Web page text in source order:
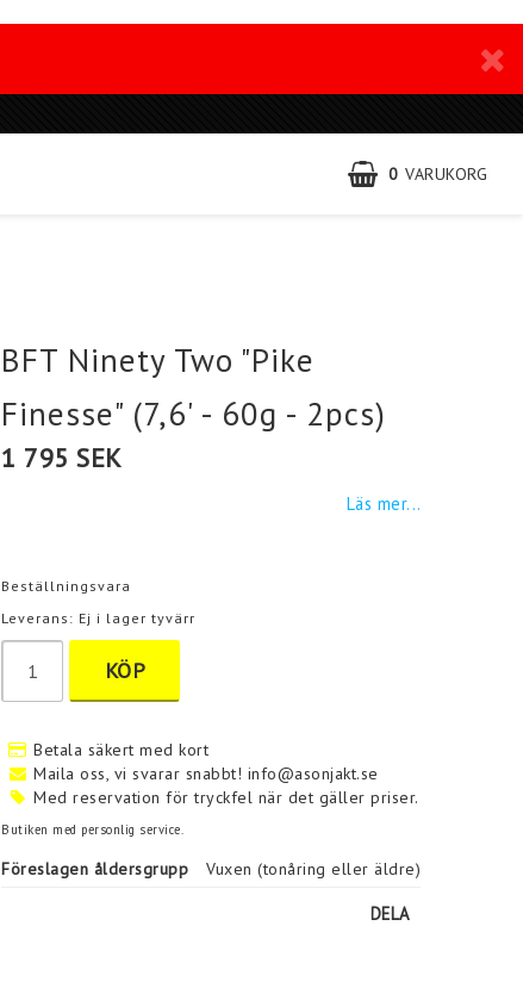
0 VARUKORG
BFT Ninety Two "Pike
Finesse" (7,6' - 60g - 2pcs)
1 795 SEK
Läs mer...
Beställningsvara
Leverans: Ej i lager tyvärr
KÖP
Betala säkert med kort
Maila oss, vi svarar snabbt! info@asonjakt.se
Med reservation för tryckfel när det gäller priser.
Butiken med personlig service.
Föreslagen åldersgrupp Vuxen (tonåring eller äldre)
DELA